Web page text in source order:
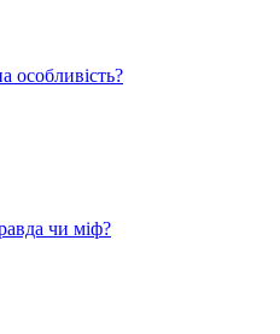
особливість?
чи міф?